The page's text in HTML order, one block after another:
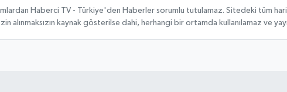
Haberci TV - Türkiye'den Haberler sorumlu tutulamaz. Sitedeki tüm
alınmaksızın kaynak gösterilse dahi, herhangi bir ortamda kullanılamaz ve